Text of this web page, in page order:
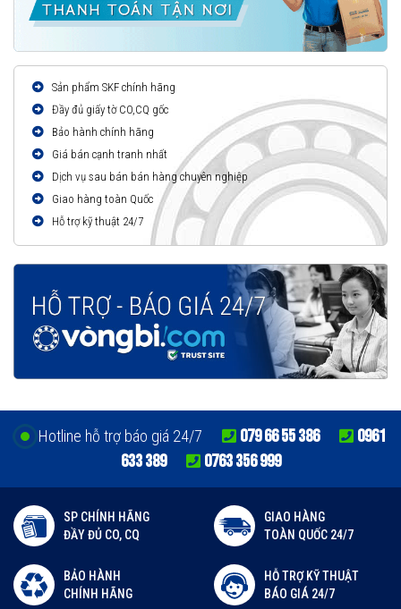
Sản phẩm SKF chính hãng
Đầy đủ giấy tờ CO,CQ gốc
Bảo hành chính hãng
Giá bán cạnh tranh nhất
Dịch vụ sau bán bán hàng chuyên nghiệp
Giao hàng toàn Quốc
Hỗ trợ kỹ thuật 24/7
Hotline hỗ trợ báo giá 24/7 079 66 55 386
0961
633 389
0763 356 999
SP CHÍNH HÃNG
ĐẦY ĐỦ CO, CQ
GIAO HÀNG
TOÀN QUỐC 24/7
BẢO HÀNH
CHÍNH HÃNG
HỖ TRỢ KỸ THUẬT
BÁO GIÁ 24/7